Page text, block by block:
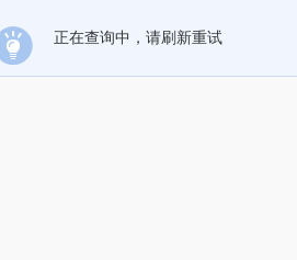
正在查询中，请刷新重试